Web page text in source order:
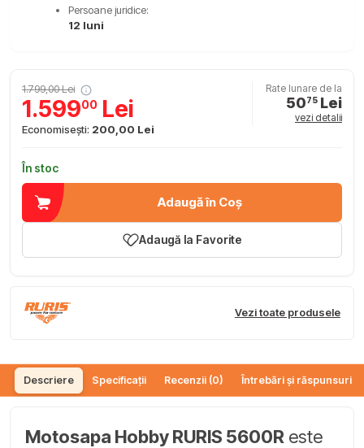
Persoane juridice:
12 luni
1.799,00 Lei
1.59900 Lei
Economisești: 200,00 Lei
Rate lunare de la
5075 Lei
vezi detalii
În stoc
Adaugă în Coș
Adaugă la Favorite
Vezi toate produsele
Descriere Specificații Recenzii (0) Întrebări și răspunsuri
Motosapa Hobby RURIS 5600R este